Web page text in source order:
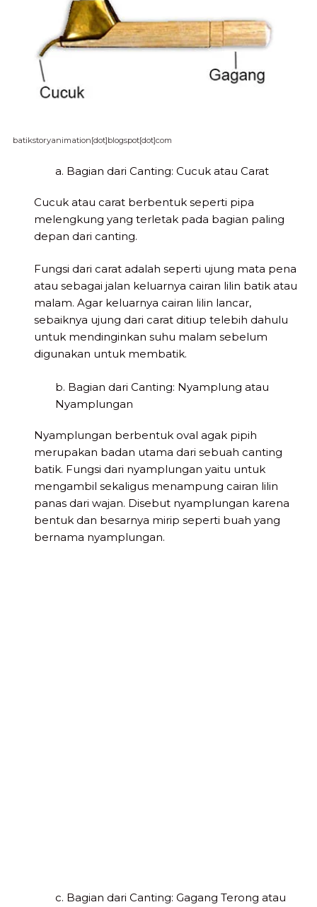
batikstoryanimation[dot]blogspot[dot]com
a. Bagian dari Canting: Cucuk atau Carat
Cucuk atau carat berbentuk seperti pipa
melengkung yang terletak pada bagian paling
depan dari canting.
Fungsi dari carat adalah seperti ujung mata pena
atau sebagai jalan keluarnya cairan lilin batik atau
malam. Agar keluarnya cairan lilin lancar,
sebaiknya ujung dari carat ditiup telebih dahulu
untuk mendinginkan suhu malam sebelum
digunakan untuk membatik.
b. Bagian dari Canting: Nyamplung atau
Nyamplungan
Nyamplungan berbentuk oval agak pipih
merupakan badan utama dari sebuah canting
batik. Fungsi dari nyamplungan yaitu untuk
mengambil sekaligus menampung cairan lilin
panas dari wajan. Disebut nyamplungan karena
bentuk dan besarnya mirip seperti buah yang
bernama nyamplungan.
c. Bagian dari Canting: Gagang Terong atau